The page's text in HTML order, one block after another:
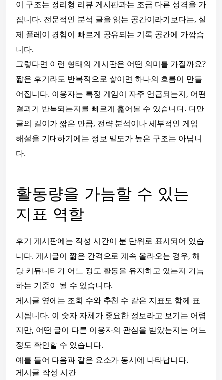
이 구조는 정리형 리뷰 게시판과는 조금 다른 성격을 가
집니다. 전문적인 분석 글을 읽는 공간이라기보다는, 실
제 플레이 경험이 빠르게 공유되는 기록 공간에 가깝습
니다.
그렇다면 이런 형태의 게시판은 어떤 의미를 가질까요?
짧은 후기라도 반복적으로 쌓이면 하나의 흐름이 만들
어집니다. 이용자는 특정 게임이 자주 언급되는지, 어떤
결과가 반복되는지를 빠르게 훑어볼 수 있습니다. 다만
글의 길이가 짧은 만큼, 전략 분석이나 세부적인 게임
해설을 기대하기에는 정보 밀도가 높은 구조는 아닙니
다.
활동량을 가늠할 수 있는
지표 역할
후기 게시판에는 작성 시간이 분 단위로 표시되어 있습
니다. 게시글이 짧은 간격으로 계속 올라오는 경우, 해
당 커뮤니티가 어느 정도 활동을 유지하고 있는지 가늠
하는 기준이 될 수 있습니다.
게시글 옆에는 조회 수와 추천 수 같은 지표도 함께 표
시됩니다. 이 숫자 자체가 중요한 정보라고 보기는 어렵
지만, 어떤 글이 다른 이용자의 관심을 받았는지는 어느
정도 확인할 수 있습니다.
예를 들어 다음과 같은 요소가 동시에 나타납니다.
게시글 작성 시간